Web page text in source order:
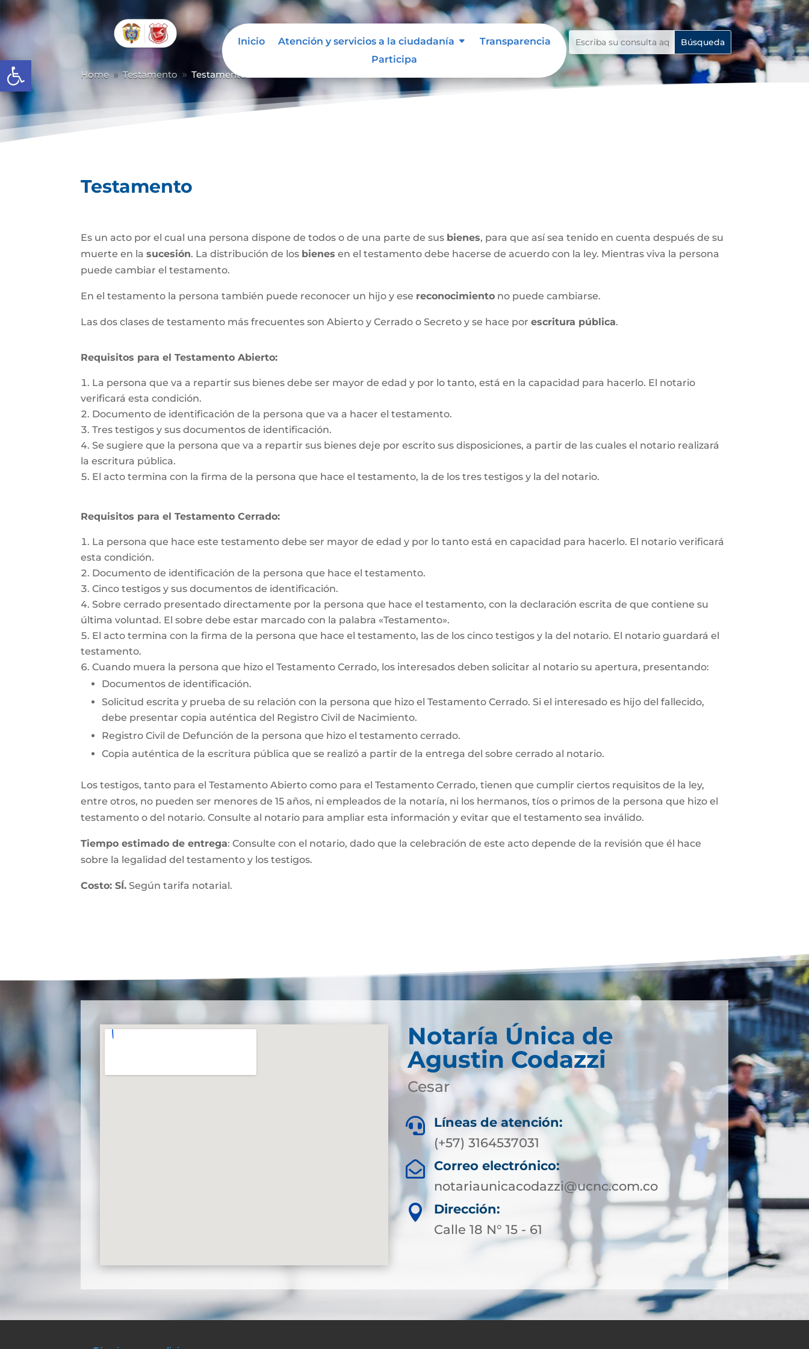
Abrir barra de herramientas
Inicio Atención y servicios a la ciudadanía
Transparencia
Participa
Home 9 Testamento 9 Testamento
Testamento
Es un acto por el cual una persona dispone de todos o de una parte de sus bienes, para que así sea tenido en cuenta después de su
muerte en lasucesión. La distribución de los bienes en el testamento debe hacerse de acuerdo con la ley. Mientras viva la persona
puede cambiar el testamento.
En el testamento la persona también puede reconocer un hijo y ese reconocimiento no puede cambiarse.
Las dos clases de testamento más frecuentes son Abierto y Cerrado o Secreto y se hace porescritura pública.
Requisitos para el Testamento Abierto:
La persona que va a repartir sus bienes debe ser mayor de edad y por lo tanto, está en la capacidad para hacerlo. El notario
verificará esta condición.
Documento de identificación de la persona que va a hacer el testamento.
Tres testigos y sus documentos de identificación.
Se sugiere que la persona que va a repartir sus bienes deje por escrito sus disposiciones, a partir de las cuales el notario realizará
la escritura pública.
El acto termina con la firma de la persona que hace el testamento, la de los tres testigos y la del notario.
Requisitos para el Testamento Cerrado:
La persona que hace este testamento debe ser mayor de edad y por lo tanto está en capacidad para hacerlo. El notario verificará
esta condición.
Documento de identificación de la persona que hace el testamento.
Cinco testigos y sus documentos de identificación.
Sobre cerrado presentado directamente por la persona que hace el testamento, con la declaración escrita de que contiene su
última voluntad. El sobre debe estar marcado con la palabra «Testamento».
El acto termina con la firma de la persona que hace el testamento, las de los cinco testigos y la del notario. El notario guardará el
testamento.
Cuando muera la persona que hizo el Testamento Cerrado, los interesados deben solicitar al notario su apertura, presentando:
Documentos de identificación.
Solicitud escrita y prueba de su relación con la persona que hizo el Testamento Cerrado. Si el interesado es hijo del fallecido,
debe presentar copia auténtica del Registro Civil de Nacimiento.
Registro Civil de Defunción de la persona que hizo el testamento cerrado.
Copia auténtica de la escritura pública que se realizó a partir de la entrega del sobre cerrado al notario.
Los testigos, tanto para el Testamento Abierto como para el Testamento Cerrado, tienen que cumplir ciertos requisitos de la ley,
entre otros, no pueden ser menores de 15 años, ni empleados de la notaría, ni los hermanos, tíos o primos de la persona que hizo el
testamento o del notario. Consulte al notario para ampliar esta información y evitar que el testamento sea inválido.
Tiempo estimado de entrega: Consulte con el notario, dado que la celebración de este acto depende de la revisión que él hace
sobre la legalidad del testamento y los testigos.
Costo: SÍ. Según tarifa notarial.
Notaría Única de
Agustin Codazzi
Cesar

Líneas de atención:
(+57) 3164537031

Correo electrónico:
notariaunicacodazzi@ucnc.com.co

Dirección:
Calle 18 N° 15 - 61